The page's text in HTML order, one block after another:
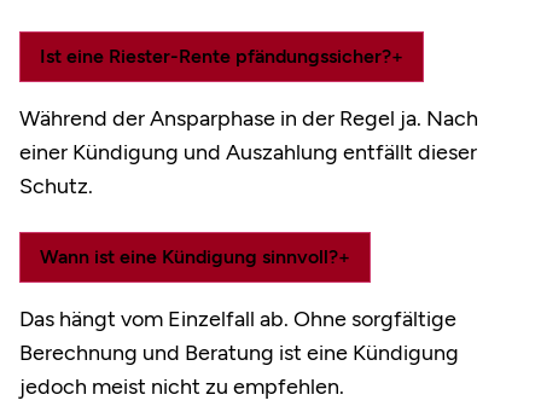
Ist eine Riester-Rente pfändungssicher?+
Während der Ansparphase in der Regel ja. Nach
einer Kündigung und Auszahlung entfällt dieser
Schutz.
Wann ist eine Kündigung sinnvoll?+
Das hängt vom Einzelfall ab. Ohne sorgfältige
Berechnung und Beratung ist eine Kündigung
jedoch meist nicht zu empfehlen.